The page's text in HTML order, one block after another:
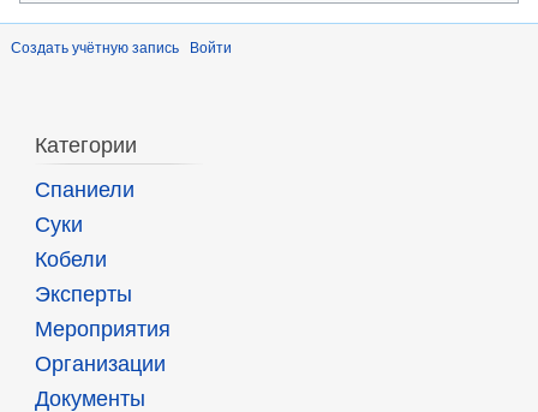
Создать учётную запись Войти
Категории
Спаниели
Суки
Кобели
Эксперты
Мероприятия
Организации
Документы